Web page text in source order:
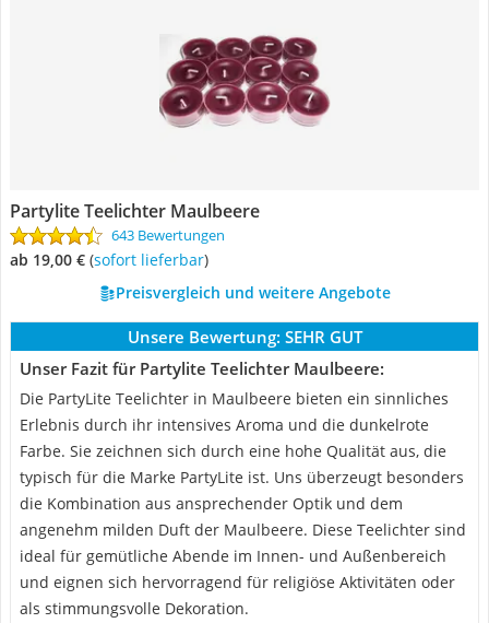
Partylite Teelichter Maulbeere
643 Bewertungen
ab 19,00 € ( Sofort lieferbar)
Preisvergleich und weitere Angebote
Unsere Bewertung: SEHR GUT
Unser Fazit für Partylite Teelichter Maulbeere:
Die PartyLite Teelichter in Maulbeere bieten ein sinnliches
Erlebnis durch ihr intensives Aroma und die dunkelrote
Farbe. Sie zeichnen sich durch eine hohe Qualität aus, die
typisch für die Marke PartyLite ist. Uns überzeugt besonders
die Kombination aus ansprechender Optik und dem
angenehm milden Duft der Maulbeere. Diese Teelichter sind
ideal für gemütliche Abende im Innen- und Außenbereich
und eignen sich hervorragend für religiöse Aktivitäten oder
als stimmungsvolle Dekoration.